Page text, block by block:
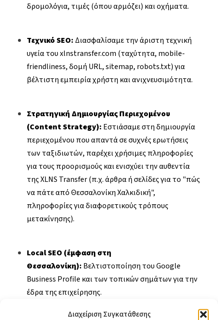
Διαχείριση Συγκατάθεσης
δρομολόγια, τιμές (όπου αρμόζει) και οχήματα.
Τεχνικό SEO: Διασφαλίσαμε την άριστη τεχνική
υγεία του xlnstransfer.com (ταχύτητα, mobile-
friendliness, δομή URL, sitemap, robots.txt) για
βέλτιστη εμπειρία χρήστη και ανιχνευσιμότητα.
Στρατηγική Δημιουργίας Περιεχομένου
(Content Strategy): Εστιάσαμε στη δημιουργία
περιεχομένου που απαντά σε συχνές ερωτήσεις
των ταξιδιωτών, παρέχει χρήσιμες πληροφορίες
για τους προορισμούς και ενισχύει την αυθεντία
της XLNS Transfer (π.χ. άρθρα ή σελίδες για το "πώς
να πάτε από Θεσσαλονίκη Χαλκιδική",
πληροφορίες για διαφορετικούς τρόπους
μετακίνησης).
Local SEO (έμφαση στη
Θεσσαλονίκη): Βελτιστοποίηση του Google
Business Profile και των τοπικών σημάτων για την
έδρα της επιχείρησης.